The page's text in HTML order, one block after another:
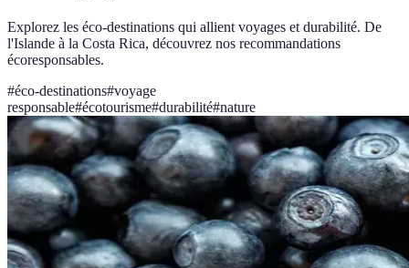
Explorez les éco-destinations qui allient voyages et durabilité. De
l'Islande à la Costa Rica, découvrez nos recommandations
écoresponsables.
#éco-destinations#voyage
responsable#écotourisme#durabilité#nature